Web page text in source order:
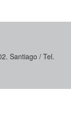
Santiago / Tel.